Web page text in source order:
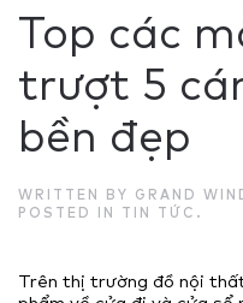
Top các
trượt 5
bền đẹp
WRITTEN BY GRAND
POSTED IN TIN TỨC .
Trên thị trường đồ nội